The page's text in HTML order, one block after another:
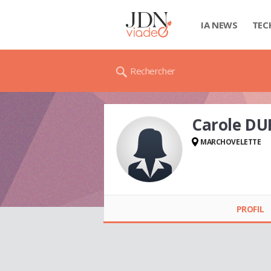
IA NEWS
Rechercher
Carole
MARCHOVELETTE
PROFIL